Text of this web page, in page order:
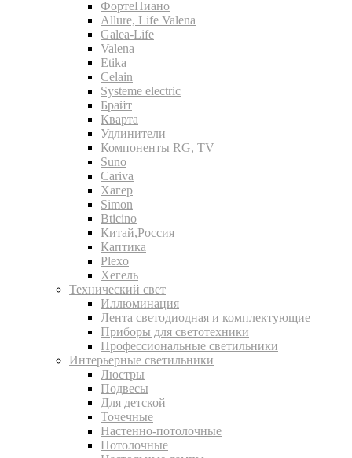
ФортеПиано
Allure, Life Valena
Galea-Life
Valena
Etika
Celain
Systeme electric
Брайт
Кварта
Удлинители
Компоненты RG, TV
Suno
Cariva
Хагер
Simon
Bticino
Китай,Россия
Каптика
Plexo
Хегель
Технический свет
Иллюминация
Лента светодиодная и комплектующие
Приборы для светотехники
Профессиональные светильники
Интерьерные светильники
Люстры
Подвесы
Для детской
Точечные
Настенно-потолочные
Потолочные